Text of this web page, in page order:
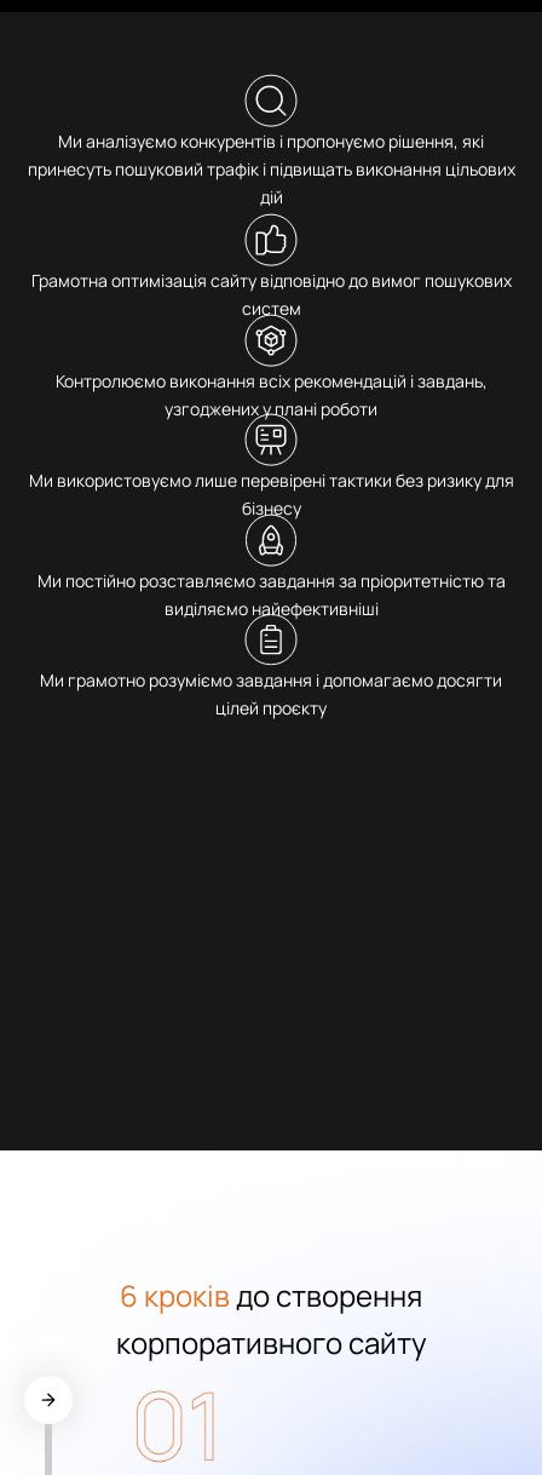
Ми аналізуємо конкурентів і пропонуємо рішення, які
принесуть пошуковий трафік і підвищать виконання цільових
дій
Грамотна оптимізація сайту відповідно до вимог пошукових
систем
Контролюємо виконання всіх рекомендацій і завдань,
узгоджених у плані роботи
Ми використовуємо лише перевірені тактики без ризику для
бізнесу
Ми постійно розставляємо завдання за пріоритетністю та
виділяємо найефективніші
Ми грамотно розуміємо завдання і допомагаємо досягти
цілей проєкту
6 кроківдо створення
корпоративного сайту